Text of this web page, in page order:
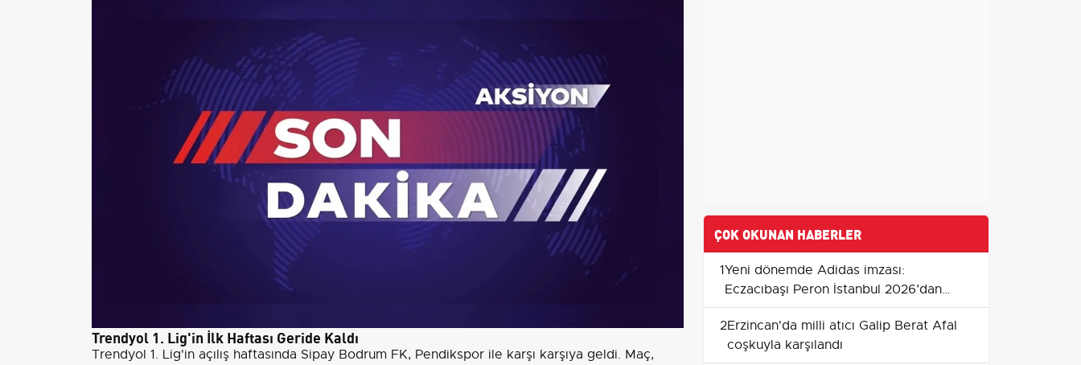
Trendyol 1. Lig'in İlk Haftası Geride Kaldı
Trendyol 1. Lig'in açılış haftasında Sipay Bodrum FK, Pendikspor ile karşı karşıya geldi. Maç,
ÇOK OKUNAN HABERLER
1Yeni dönemde Adidas imzası:
Eczacıbaşı Peron İstanbul 2026’dan
itibaren resmi forma sponsoru
2Erzincan'da milli atıcı Galip Berat Afal
coşkuyla karşılandı